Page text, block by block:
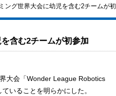
ング世界大会に幼児を含む2チームが
含む2チームが初参加
大会「Wonder League Robotics
いることを明らかにした。